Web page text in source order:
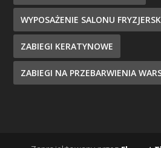
WYPOSAŻENIE SALONU
ZABIEGI KERATYNOWE
ZABIEGI NA PRZEBARWIENIA